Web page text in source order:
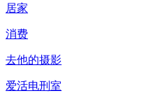
居家
消费
去他的摄影
爱活电刑室